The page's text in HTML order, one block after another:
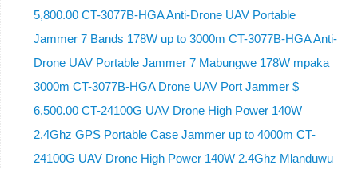
5,800.00 CT-3077B-HGA Anti-Drone UAV Portable
Jammer 7 Bands 178W up to 3000m CT-3077B-HGA Anti-
Drone UAV Portable Jammer 7 Mabungwe 178W mpaka
3000m CT-3077B-HGA Drone UAV Port Jammer $
6,500.00 CT-24100G UAV Drone High Power 140W
2.4Ghz GPS Portable Case Jammer up to 4000m CT-
24100G UAV Drone High Power 140W 2.4Ghz Mlanduwu